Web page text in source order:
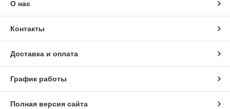
О нас
Контакты
Доставка и оплата
График работы
Полная версия сайта